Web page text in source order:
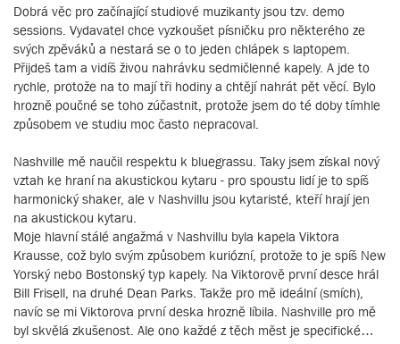
Dobrá věc pro začínající studiové muzikanty jsou tzv. demo
sessions. Vydavatel chce vyzkoušet písničku pro některého ze
svých zpěváků a nestará se o to jeden chlápek s laptopem.
Přijdeš tam a vidíš živou nahrávku sedmičlenné kapely. A jde to
rychle, protože na to mají tři hodiny a chtějí nahrát pět věcí. Bylo
hrozně poučné se toho zúčastnit, protože jsem do té doby tímhle
způsobem ve studiu moc často nepracoval.
Nashville mě naučil respektu k bluegrassu. Taky jsem získal nový
vztah ke hraní na akustickou kytaru - pro spoustu lidí je to spíš
harmonický shaker, ale v Nashvillu jsou kytaristé, kteří hrají jen
na akustickou kytaru.
Moje hlavní stálé angažmá v Nashvillu byla kapela Viktora
Krausse, což bylo svým způsobem kuriózní, protože to je spíš New
Yorský nebo Bostonský typ kapely. Na Viktorově první desce hrál
Bill Frisell, na druhé Dean Parks. Takže pro mě ideální (smích),
navíc se mi Viktorova první deska hrozně líbila. Nashville pro mě
byl skvělá zkušenost. Ale ono každé z těch měst je specifické…